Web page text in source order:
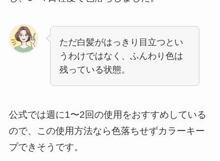
ただ白髪がはっきり目立つとい
うわけではなく、ふんわり色は
残っている状態。
公式では週に1〜2回の使用をおすすめしている
ので、この使用方法なら色落ちせずカラーキー
プできそうです。